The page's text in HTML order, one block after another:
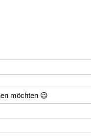
möchten 😉